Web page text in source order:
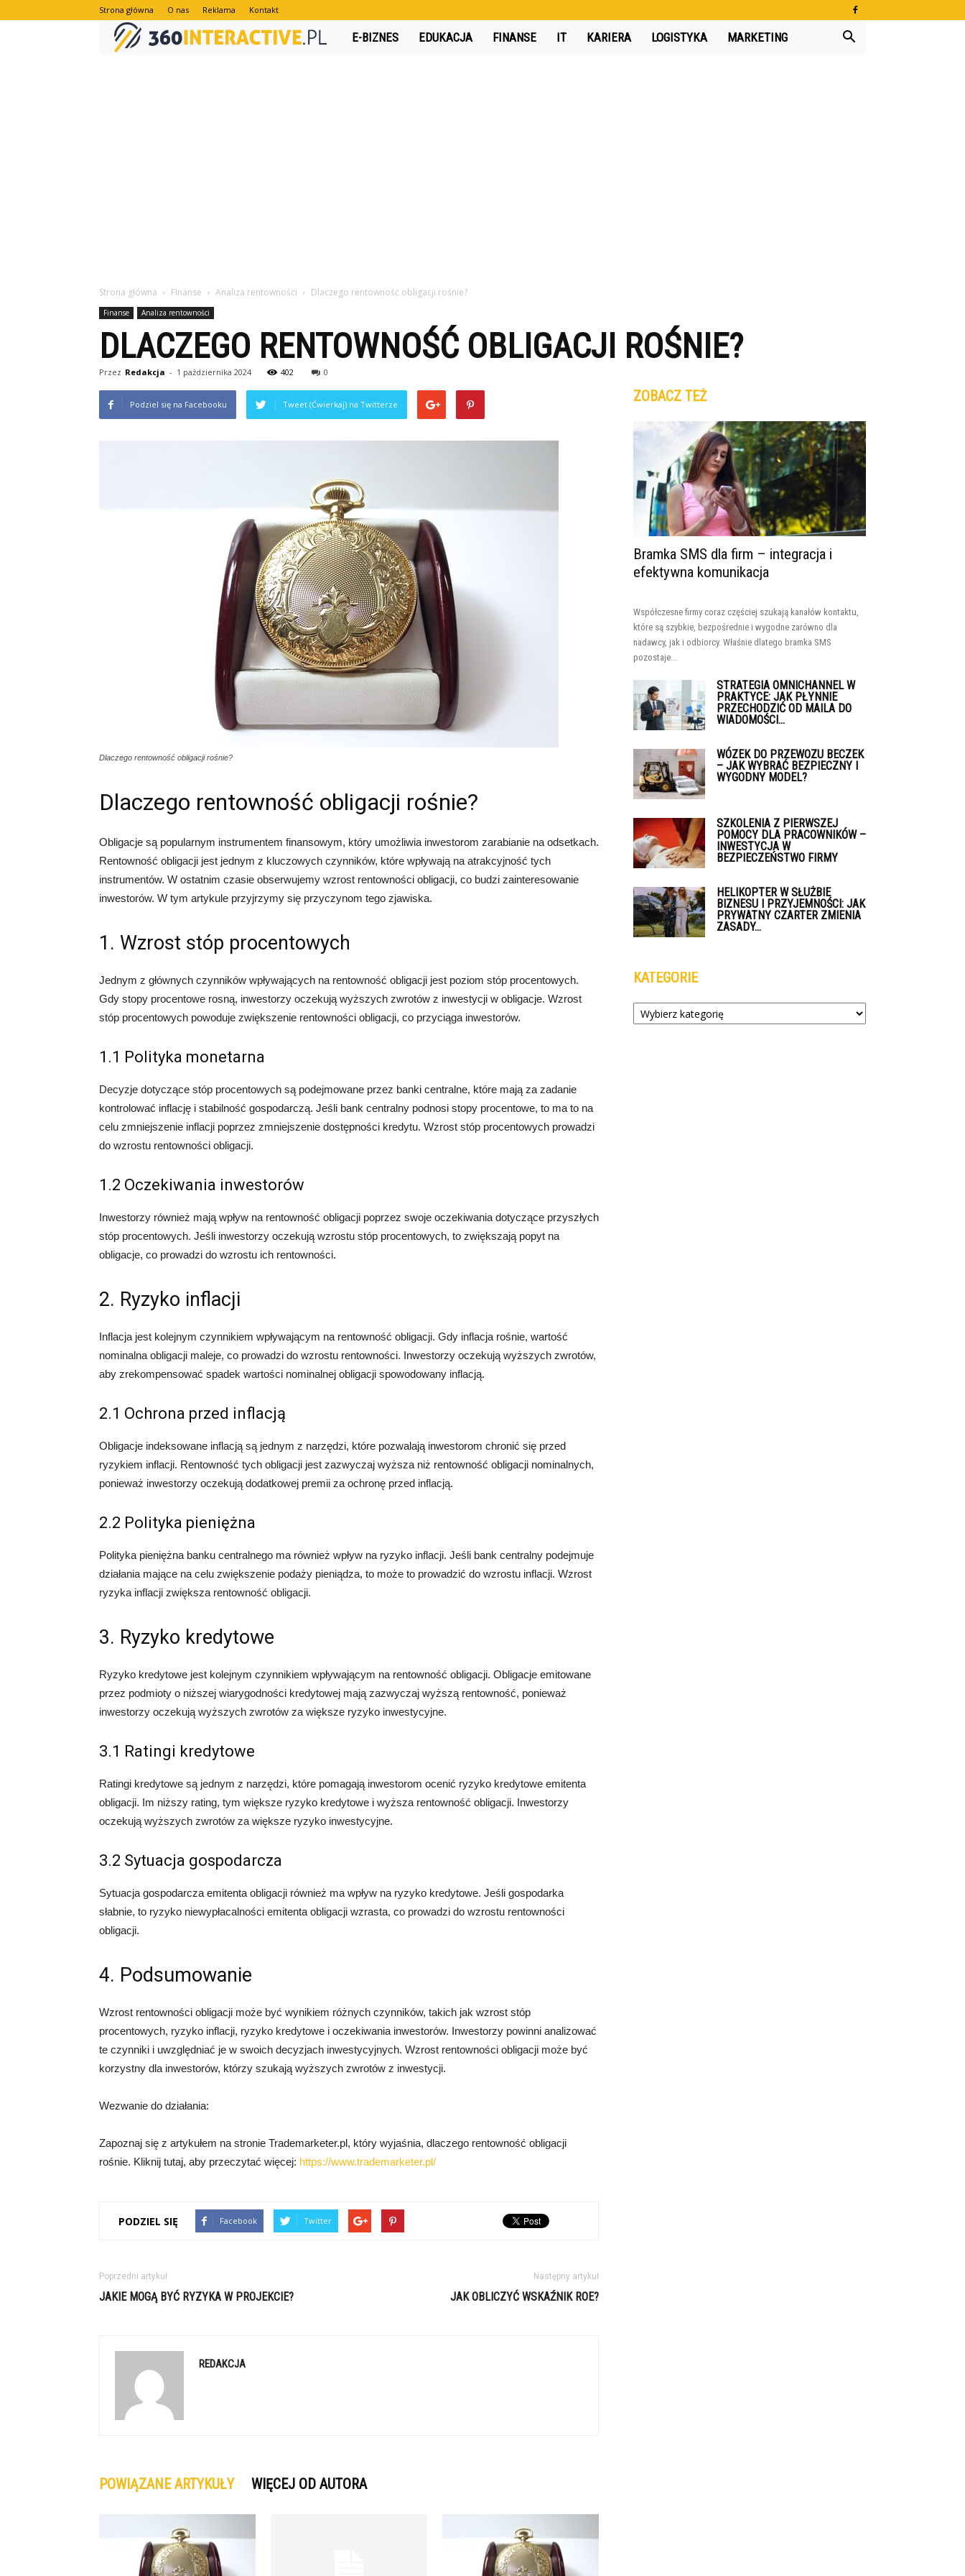
Strona główna O nas Reklama Kontakt
360interactive.pl
E-BIZNES EDUKACJA FINANSE IT KARIERA LOGISTYKA MARKETING
Strona główna Finanse Analiza rentowności Dlaczego rentowność obligacji rośnie?
Finanse Analiza rentowności
DLACZEGO RENTOWNOŚĆ OBLIGACJI ROŚNIE?
Przez Redakcja - 1 października 2024 402 0
Podziel się na Facebooku Tweet (Ćwierkaj) na Twitterze
Dlaczego rentowność obligacji rośnie?
Dlaczego rentowność obligacji rośnie?
Obligacje są popularnym instrumentem finansowym, który umożliwia inwestorom zarabianie na odsetkach.
Rentowność obligacji jest jednym z kluczowych czynników, które wpływają na atrakcyjność tych
instrumentów. W ostatnim czasie obserwujemy wzrost rentowności obligacji, co budzi zainteresowanie
inwestorów. W tym artykule przyjrzymy się przyczynom tego zjawiska.
1. Wzrost stóp procentowych
Jednym z głównych czynników wpływających na rentowność obligacji jest poziom stóp procentowych.
Gdy stopy procentowe rosną, inwestorzy oczekują wyższych zwrotów z inwestycji w obligacje. Wzrost
stóp procentowych powoduje zwiększenie rentowności obligacji, co przyciąga inwestorów.
1.1 Polityka monetarna
Decyzje dotyczące stóp procentowych są podejmowane przez banki centralne, które mają za zadanie
kontrolować inflację i stabilność gospodarczą. Jeśli bank centralny podnosi stopy procentowe, to ma to na
celu zmniejszenie inflacji poprzez zmniejszenie dostępności kredytu. Wzrost stóp procentowych prowadzi
do wzrostu rentowności obligacji.
1.2 Oczekiwania inwestorów
Inwestorzy również mają wpływ na rentowność obligacji poprzez swoje oczekiwania dotyczące przyszłych
stóp procentowych. Jeśli inwestorzy oczekują wzrostu stóp procentowych, to zwiększają popyt na
obligacje, co prowadzi do wzrostu ich rentowności.
2. Ryzyko inflacji
Inflacja jest kolejnym czynnikiem wpływającym na rentowność obligacji. Gdy inflacja rośnie, wartość
nominalna obligacji maleje, co prowadzi do wzrostu rentowności. Inwestorzy oczekują wyższych zwrotów,
aby zrekompensować spadek wartości nominalnej obligacji spowodowany inflacją.
2.1 Ochrona przed inflacją
Obligacje indeksowane inflacją są jednym z narzędzi, które pozwalają inwestorom chronić się przed
ryzykiem inflacji. Rentowność tych obligacji jest zazwyczaj wyższa niż rentowność obligacji nominalnych,
ponieważ inwestorzy oczekują dodatkowej premii za ochronę przed inflacją.
2.2 Polityka pieniężna
Polityka pieniężna banku centralnego ma również wpływ na ryzyko inflacji. Jeśli bank centralny podejmuje
działania mające na celu zwiększenie podaży pieniądza, to może to prowadzić do wzrostu inflacji. Wzrost
ryzyka inflacji zwiększa rentowność obligacji.
3. Ryzyko kredytowe
Ryzyko kredytowe jest kolejnym czynnikiem wpływającym na rentowność obligacji. Obligacje emitowane
przez podmioty o niższej wiarygodności kredytowej mają zazwyczaj wyższą rentowność, ponieważ
inwestorzy oczekują wyższych zwrotów za większe ryzyko inwestycyjne.
3.1 Ratingi kredytowe
Ratingi kredytowe są jednym z narzędzi, które pomagają inwestorom ocenić ryzyko kredytowe emitenta
obligacji. Im niższy rating, tym większe ryzyko kredytowe i wyższa rentowność obligacji. Inwestorzy
oczekują wyższych zwrotów za większe ryzyko inwestycyjne.
3.2 Sytuacja gospodarcza
Sytuacja gospodarcza emitenta obligacji również ma wpływ na ryzyko kredytowe. Jeśli gospodarka
słabnie, to ryzyko niewypłacalności emitenta obligacji wzrasta, co prowadzi do wzrostu rentowności
obligacji.
4. Podsumowanie
Wzrost rentowności obligacji może być wynikiem różnych czynników, takich jak wzrost stóp
procentowych, ryzyko inflacji, ryzyko kredytowe i oczekiwania inwestorów. Inwestorzy powinni analizować
te czynniki i uwzględniać je w swoich decyzjach inwestycyjnych. Wzrost rentowności obligacji może być
korzystny dla inwestorów, którzy szukają wyższych zwrotów z inwestycji.
Wezwanie do działania:
Zapoznaj się z artykułem na stronie Trademarketer.pl, który wyjaśnia, dlaczego rentowność obligacji
rośnie. Kliknij tutaj, aby przeczytać więcej: https://www.trademarketer.pl/
PODZIEL SIĘ Facebook Twitter
Poprzedni artykuł
JAKIE MOGĄ BYĆ RYZYKA W PROJEKCIE?
Następny artykuł
JAK OBLICZYĆ WSKAŹNIK ROE?
REDAKCJA
POWIĄZANE ARTYKUŁY WIĘCEJ OD AUTORA
ZOBACZ TEŻ
Bramka SMS dla firm – integracja i
efektywna komunikacja
Współczesne firmy coraz częściej szukają kanałów kontaktu,
które są szybkie, bezpośrednie i wygodne zarówno dla
nadawcy, jak i odbiorcy. Właśnie dlatego bramka SMS
pozostaje...
STRATEGIA OMNICHANNEL W
PRAKTYCE: JAK PŁYNNIE
PRZECHODZIĆ OD MAILA DO
WIADOMOŚCI...
WÓZEK DO PRZEWOZU BECZEK
– JAK WYBRAĆ BEZPIECZNY I
WYGODNY MODEL?
SZKOLENIA Z PIERWSZEJ
POMOCY DLA PRACOWNIKÓW –
INWESTYCJA W
BEZPIECZEŃSTWO FIRMY
HELIKOPTER W SŁUŻBIE
BIZNESU I PRZYJEMNOŚCI: JAK
PRYWATNY CZARTER ZMIENIA
ZASADY...
KATEGORIE
Kategorie